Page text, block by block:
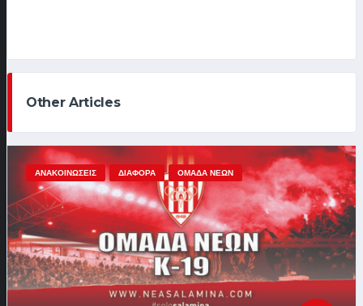
Other Articles
ΑΝΑΚΟΙΝΏΣΕΙΣ ΔΙΆΦΟΡΑ ΟΜΆΔΑ ΝΈΩΝ